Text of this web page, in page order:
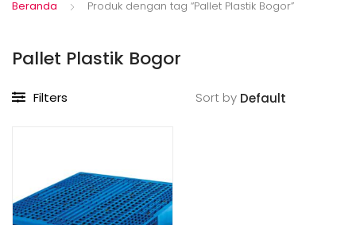
Beranda Produk dengan tag “Pallet Plastik Bogor”
Pallet Plastik Bogor
Filters Sort by